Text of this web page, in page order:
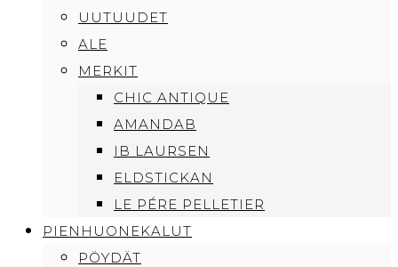
UUTUUDET
ALE
MERKIT
CHIC ANTIQUE
AMANDAB
IB LAURSEN
ELDSTICKAN
LE PÉRE PELLETIER
PIENHUONEKALUT
PÖYDÄT